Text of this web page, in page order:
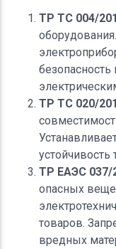
ТР ТС 004/
ТР ТС 020/
ТР ЕАЭС 037/
опасных
товаров.
вредных